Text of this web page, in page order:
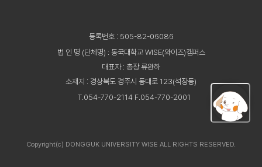
등록번호 : 505-82-06086
법 인 명 (단체명) : 동국대학교 WISE(와이즈)캠퍼스
대표자 : 총장 류완하
소재지 : 경상북도 경주시 동대로 123(석장동)
T.054-770-2114 F.054-770-2001
Copyright(c) DONGGUK UNIVERSITY WISE ALL RIGHTS RESERVED.